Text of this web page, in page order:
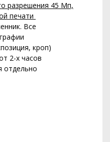
разрешения 45 Мп,
печати
Все
кроп)
2-х часов
отдельно